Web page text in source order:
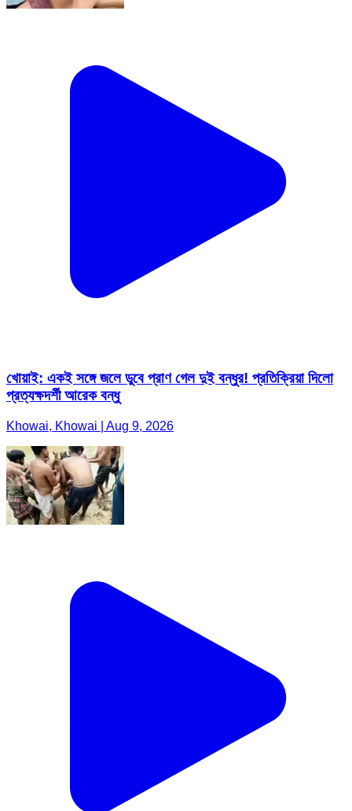
খোয়াই: একই সঙ্গে জলে ডুবে প্রাণ গেল দুই বন্ধুর! প্রতিক্রিয়া দিলো
প্রত্যক্ষদর্শী আরেক বন্ধু
Khowai, Khowai | Aug 9, 2026